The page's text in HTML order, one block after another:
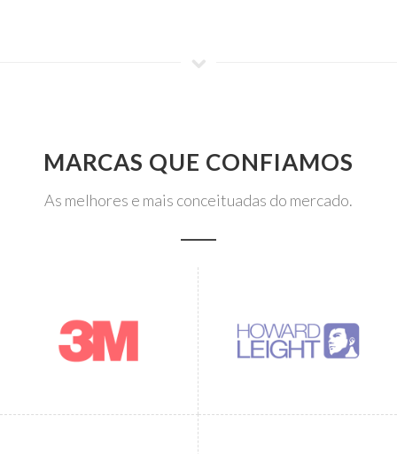
MARCAS QUE CONFIAMOS
As melhores e mais conceituadas do mercado.